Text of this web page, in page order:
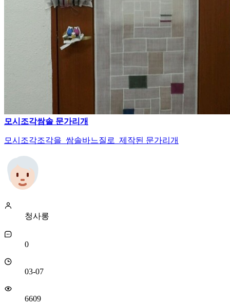
모시조각쌈솔 문가리개
모시조각조각을 쌈솔바느질로 제작된 문가리개
청사롱
0
03-07
6609